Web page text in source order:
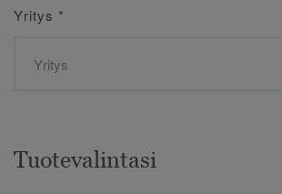
Yritys *
Tuotevalintasi